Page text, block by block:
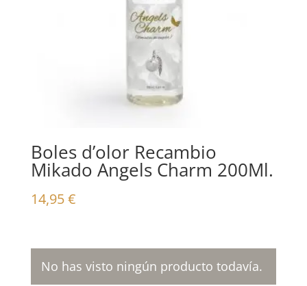
Boles d’olor Recambio
Mikado Angels Charm 200Ml.
14,95€
No has visto ningún producto todavía.